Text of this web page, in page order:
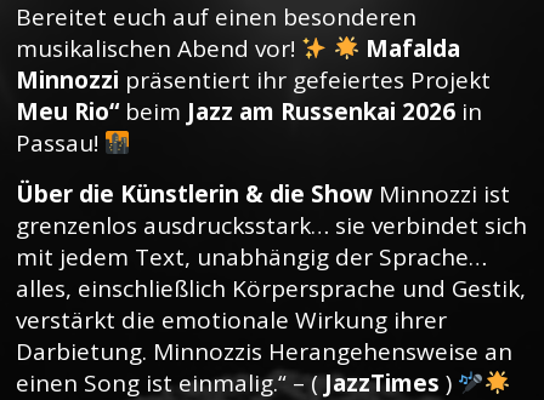
Bereitet euch auf einen besonderen
musikalischen Abend vor!
Mafalda
Minnozzi präsentiert ihr gefeiertes Projekt
Meu Rio“beim Jazz am Russenkai 2026 in
Passau!
Über die Künstlerin & die Show Minnozzi ist
grenzenlos ausdrucksstark… sie verbindet sich
mit jedem Text, unabhängig der Sprache…
alles, einschließlich Körpersprache und Gestik,
verstärkt die emotionale Wirkung ihrer
Darbietung. Minnozzis Herangehensweise an
einen Song ist einmalig.“ – (JazzTimes )